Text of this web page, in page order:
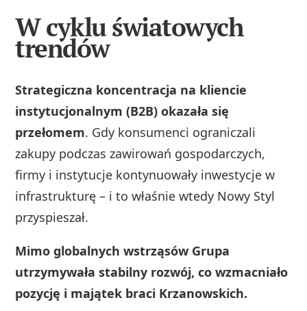
W cyklu światowych
trendów
Strategiczna koncentracja na kliencie
instytucjonalnym (B2B) okazała się
przełomem. Gdy konsumenci ograniczali
zakupy podczas zawirowań gospodarczych,
firmy i instytucje kontynuowały inwestycje w
infrastrukturę – i to właśnie wtedy Nowy Styl
przyspieszał.
Mimo globalnych wstrząsów Grupa
utrzymywała stabilny rozwój, co wzmacniało
pozycję i majątek braci Krzanowskich.